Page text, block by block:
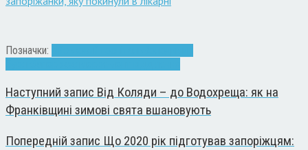
Позначки:
Наступний запис Від Коляди – до Водохреща: як на
Франківщині зимові свята вшановують
Попередній запис Що 2020 рік підготував запоріжцям: